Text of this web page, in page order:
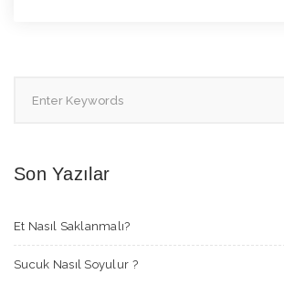
Son Yazılar
Et Nasıl Saklanmalı?
Sucuk Nasıl Soyulur ?